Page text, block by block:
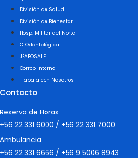
División de Salud
División de Bienestar
Hosp. Militar del Norte
C. Odontológica
JEAFOSALE
Correo Interno
Trabaja con Nosotros
Contacto
Reserva de Horas
+56 22 331 6000 / +56 22 331 7000
Ambulancia
+56 22 331 6666 / +56 9 5006 8943